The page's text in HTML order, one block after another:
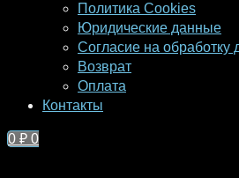
Политика Cookies
Юридические данные
Согласие на обработку
Возврат
Оплата
Контакты
0 ₽ 0